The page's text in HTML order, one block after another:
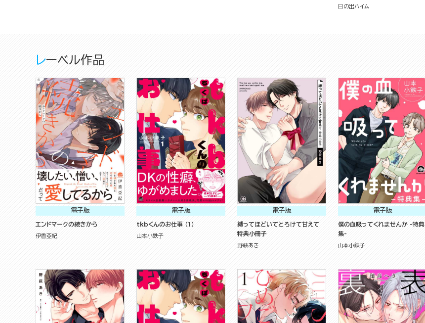
日の出ハイム
レーベル作品
電子版
エンドマークの続きから
伊香亞紀
電子版
tkbくんのお仕事 （1）
山本小鉄子
電子版
縛ってほどいてとろけて甘えて
特典小冊子
野萩あき
電子版
僕の血吸ってくれませんか -特典
集-
山本小鉄子